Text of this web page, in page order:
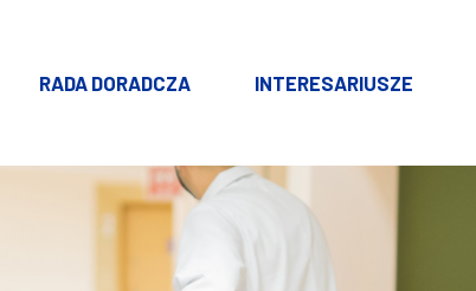
RADA DORADCZA INTERESARIUSZE